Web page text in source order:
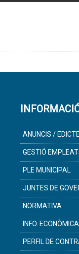
ANUNCIS /
GESTIÓ
PLE MUNICIPAL
JUNTES DE
NORMATIVA
INFO.
PERFIL DE